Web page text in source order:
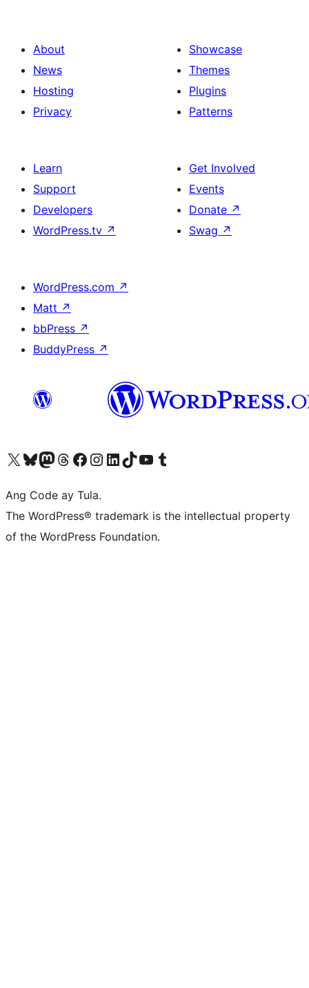
About
News
Hosting
Privacy
Showcase
Themes
Plugins
Patterns
Learn
Support
Developers
WordPress.tv ↗
Get Involved
Events
Donate ↗
Swag ↗
WordPress.com ↗
Matt ↗
bbPress ↗
BuddyPress ↗
Visit our X (formerly Twitter) account
Bisitahin ang aming Bluesky account
Visit our Mastodon account
Bisitahin ang aming Threads account
Visit our Facebook page
Visit our Instagram account
Visit our LinkedIn account
Bisitahin ang aming TikTok account
Visit our YouTube channel
Bisitahin ang aming Tumblr account
Ang Code ay Tula.
The WordPress® trademark is the intellectual property
of the WordPress Foundation.